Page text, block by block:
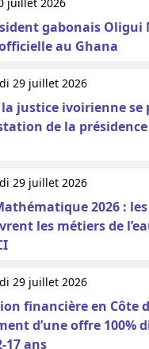
juillet 2026
gabonais Oligui
au Ghana
29 juillet 2026
la justice ivoirienne
de la
29 juillet 2026
2026 :
les métiers de
29 juillet 2026
financière en Côte
d’une offre 100%
17 ans